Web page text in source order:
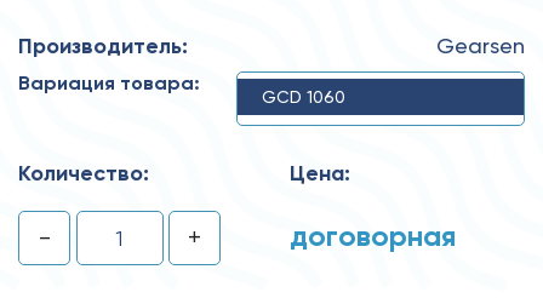
Производитель: Gearsen
Вариация товара:
GCD 1060
Количество:
- +
Цена:
договорная